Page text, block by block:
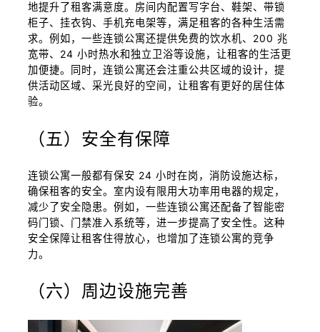
地提升了租客满意度。房间内配置写字台、鞋架、带锁
柜子、挂衣钩、手机充电架等，满足租客的各种生活需
求。例如，一些连锁公寓还提供免费的饮水机、200 兆
宽带、24 小时热水和独立卫浴等设施，让租客的生活更
加便捷。同时，连锁公寓还会注重公共区域的设计，提
供活动区域、采光良好的空间，让租客有更好的居住体
验。
（五）安全有保障
连锁公寓一般都有保安 24 小时在岗，消防设施达标，
确保租客的安全。室内设有限用大功率用电器的规定，
减少了安全隐患。例如，一些连锁公寓还配备了智能密
码门锁、门禁准入系统等，进一步提高了安全性。这种
安全保障让租客住得放心，也增加了连锁公寓的竞争
力。
（六）周边设施完善